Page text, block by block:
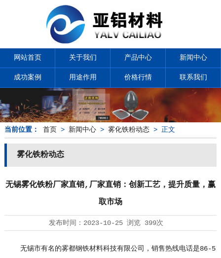
网站首页 关于我们 产品中心 新闻中心
成功案例 用途作用 价格行情 联系我们
当前位置： 首页 > 新闻中心> 雾化铁粉动态> 正文
雾化铁粉动态
无锡雾化铁粉厂家直销,厂家直销：创新工艺，提升质量，赢
取市场
发布时间： 2023-10-25浏览 399次
无锡市有名的雾都钢铁材料科技有限公司，销售热线电话是86-5